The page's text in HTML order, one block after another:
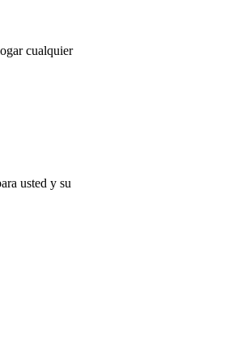
cualquier
usted y su